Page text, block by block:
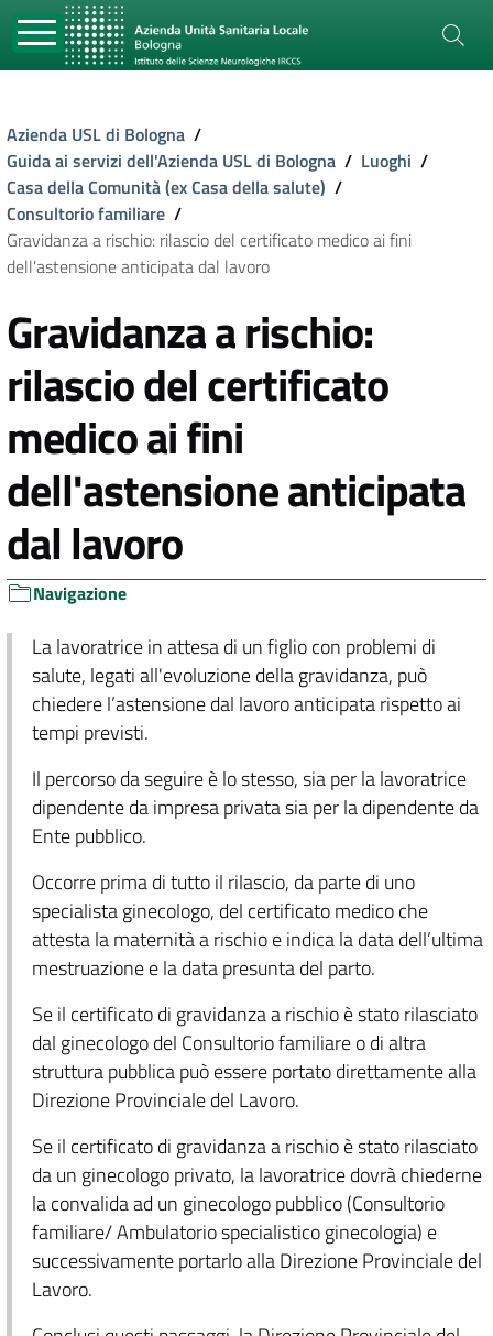
Azienda USL di Bologna /
Guida ai servizi dell'Azienda USL di Bologna / Luoghi /
Casa della Comunità (ex Casa della salute) /
Consultorio familiare /
Gravidanza a rischio: rilascio del certificato medico ai fini
dell'astensione anticipata dal lavoro
Gravidanza a rischio:
rilascio del certificato
medico ai fini
dell'astensione anticipata
dal lavoro
Navigazione
La lavoratrice in attesa di un figlio con problemi di
salute, legati all'evoluzione della gravidanza, può
chiedere l’astensione dal lavoro anticipata rispetto ai
tempi previsti.
Il percorso da seguire è lo stesso, sia per la lavoratrice
dipendente da impresa privata sia per la dipendente da
Ente pubblico.
Occorre prima di tutto il rilascio, da parte di uno
specialista ginecologo, del certificato medico che
attesta la maternità a rischio e indica la data dell’ultima
mestruazione e la data presunta del parto.
Se il certificato di gravidanza a rischio è stato rilasciato
dal ginecologo del Consultorio familiare o di altra
struttura pubblica può essere portato direttamente alla
Direzione Provinciale del Lavoro.
Se il certificato di gravidanza a rischio è stato rilasciato
da un ginecologo privato, la lavoratrice dovrà chiederne
la convalida ad un ginecologo pubblico (Consultorio
familiare/ Ambulatorio specialistico ginecologia) e
successivamente portarlo alla Direzione Provinciale del
Lavoro.